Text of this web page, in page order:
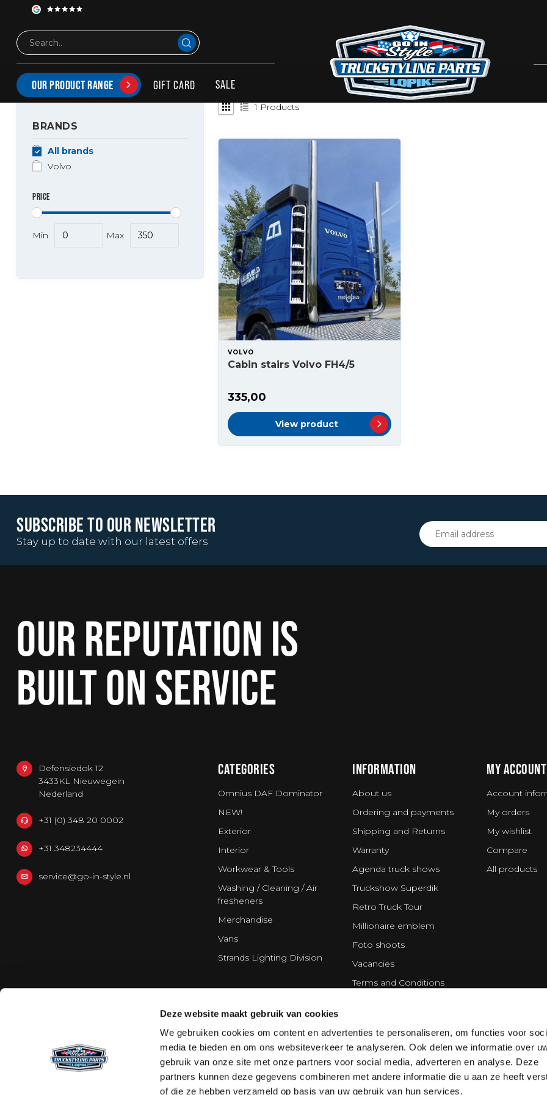
Deze website maakt gebruik van cookies
We gebruiken cookies om content en advertenties te personaliseren, om functies voor
media te bieden en om ons websiteverkeer te analyseren. Ook delen we informatie over
gebruik van onze site met onze partners voor social media, adverteren en analyse. Deze
partners kunnen deze gegevens combineren met andere informatie die u aan ze heeft
of die ze hebben verzameld op basis van uw gebruik van hun services.
OUR PRODUCT RANGE GIFT CARD SALE
PRODUCTS TAGGED WITH CABINETRAP FH
BRANDS
All brands
Volvo
PRICE
Min Max
1 Products
VOLVO
Cabin stairs Volvo FH4/5
335,00
View product
SUBSCRIBE TO OUR NEWSLETTER
Stay up to date with our latest offers
OUR REPUTATION IS
BUILT ON SERVICE
Defensiedok 12
3433KL Nieuwegein
Nederland
+31 (0) 348 20 0002
+31 348234444
service@go-in-style.nl
CATEGORIES
Omnius DAF Dominator
NEW!
Exterior
Interior
Workwear & Tools
Washing / Cleaning / Air
fresheners
Merchandise
Vans
Strands Lighting Division
INFORMATION
About us
Ordering and payments
Shipping and Returns
Warranty
Agenda truck shows
Truckshow Superdik
Retro Truck Tour
Millionaire emblem
Foto shoots
Vacancies
Terms and Conditions
Cookie policy
Partners
MY ACCOUNT
Account
My orders
My wishlist
Compare
All products